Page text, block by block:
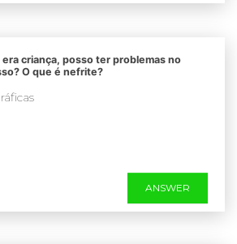
criança, posso ter problemas no
O que é nefrite?
ANSWER